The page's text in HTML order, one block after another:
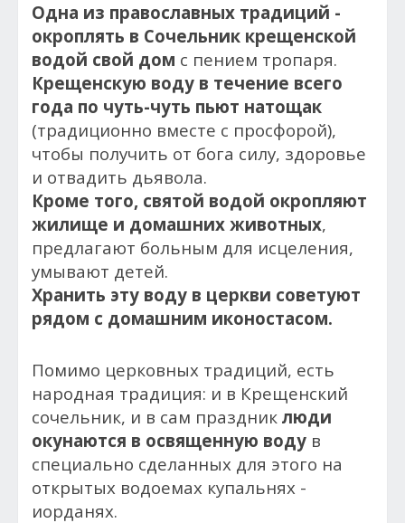
Одна из православных традиций -
окроплять в Сочельник крещенской
водой свой дом с пением тропаря.
Крещенскую воду в течение всего
года по чуть-чуть пьют натощак
(традиционно вместе с просфорой),
чтобы получить от бога силу, здоровье
и отвадить дьявола.
Кроме того, святой водой окропляют
жилище и домашних животных,
предлагают больным для исцеления,
умывают детей.
Хранить эту воду в церкви советуют
рядом с домашним иконостасом.
Помимо церковных традиций, есть
народная традиция: и в Крещенский
сочельник, и в сам праздник люди
окунаются в освященную воду в
специально сделанных для этого на
открытых водоемах купальнях -
иорданях.